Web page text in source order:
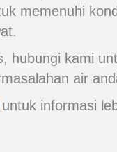
memenuhi
hubungi kami
air
untuk informasi